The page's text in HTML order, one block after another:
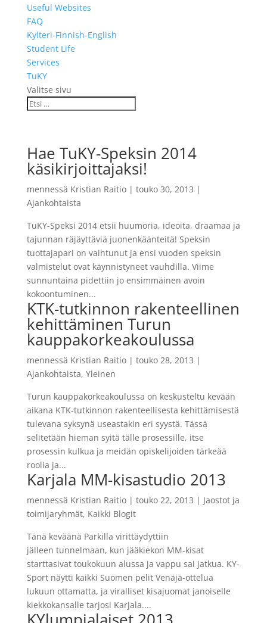
Useful Websites
FAQ
Kylteri-Finnish-English
Student Life
Services
TuKY
Valitse sivu
Hae TuKY-Speksin 2014
käsikirjoittajaksi!
mennessä Kristian Raitio| touko 30, 2013 |
Ajankohtaista
TuKY-Speksi 2014 etsii huumoria, ideoita, draamaa ja
tajunnan räjäyttäviä juonenkäänteitä! Speksin
tuottajapari on vaihtunut ja ensi vuoden speksin
valmistelut ovat käynnistyneet vauhdilla. Viime
sunnuntaina pidettiin jo ensimmäinen avoin
kokoontuminen...
KTK-tutkinnon rakenteellinen
kehittäminen Turun
kauppakorkeakoulussa
mennessä Kristian Raitio| touko 28, 2013 |
Ajankohtaista, Yleinen
Turun kauppakorkeakoulussa on keskusteltu kevään
aikana KTK-tutkinnon rakenteellisesta kehittämisestä
tulevana syksynä useastakin eri syystä. Tässä
selitetään hieman syitä tälle prosessille, itse
prosessin kulkua ja meidän opiskelijoiden tärkeää
roolia ja...
Karjala MM-kisastudio 2013
mennessä Kristian Raitio| touko 22, 2013 | Jaostot ja
toimijaryhmät, Kaikki Blogit
Tänä keväänä Parkilla virittäydyttiin
jälleen tunnelmaan, kun jääkiekon MM-kisat
starttasivat toukokuun alussa ja vappu sai jatkua. KY-
Sport näytti kaikki Suomen pelit Venäjä-ottelua
lukuun ottamatta, ja viralliset kisajuomat janoiselle
kiekkokansalle tarjosi Karjala....